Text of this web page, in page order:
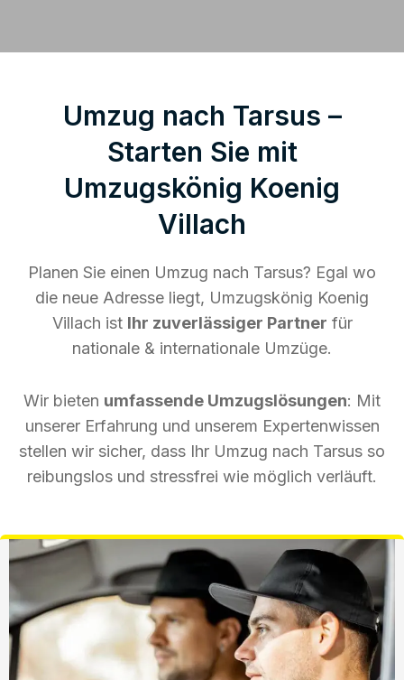
Umzug nach Tarsus –
Starten Sie mit
Umzugskönig Koenig
Villach
Planen Sie einen Umzug nach Tarsus? Egal wo
die neue Adresse liegt, Umzugskönig Koenig
Villach ist Ihr zuverlässiger Partner für
nationale & internationale Umzüge.
Wir bieten umfassende Umzugslösungen: Mit
unserer Erfahrung und unserem Expertenwissen
stellen wir sicher, dass Ihr Umzug nach Tarsus so
reibungslos und stressfrei wie möglich verläuft.